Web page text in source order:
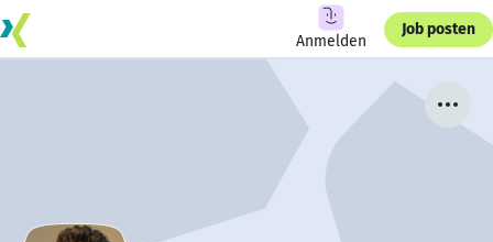
Anmelden
Job posten